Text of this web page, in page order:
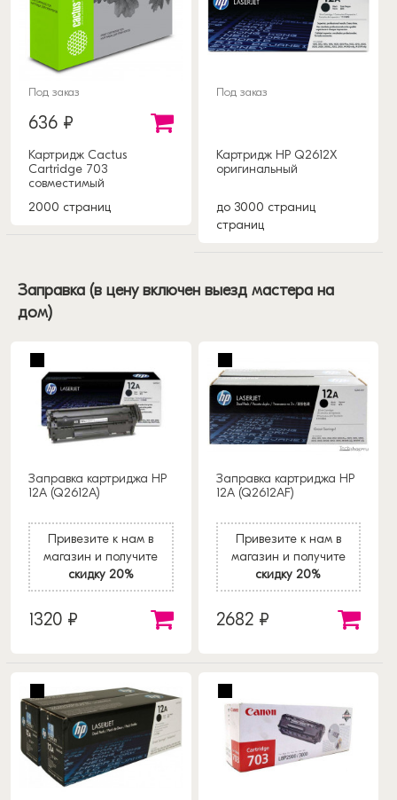
Под заказ
636 ₽
Картридж Cactus
Cartridge 703
совместимый
2000 страниц
Под заказ
Картридж HP Q2612X
оригинальный
до 3000 страниц
страниц
Заправка (в цену включен выезд мастера на
дом)
Заправка картриджа HP
12A (Q2612A)
Привезите к нам в
магазин и получите
скидку 20%
1320 ₽
Заправка картриджа HP
12A (Q2612AF)
Привезите к нам в
магазин и получите
скидку 20%
2682 ₽